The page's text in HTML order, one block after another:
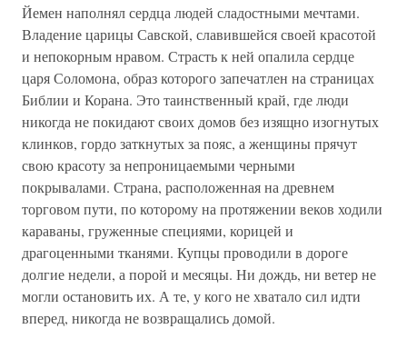
Йемен наполнял сердца людей сладостными мечтами.
Владение царицы Савской, славившейся своей красотой
и непокорным нравом. Страсть к ней опалила сердце
царя Соломона, образ которого запечатлен на страницах
Библии и Корана. Это таинственный край, где люди
никогда не покидают своих домов без изящно изогнутых
клинков, гордо заткнутых за пояс, а женщины прячут
свою красоту за непроницаемыми черными
покрывалами. Страна, расположенная на древнем
торговом пути, по которому на протяжении веков ходили
караваны, груженные специями, корицей и
драгоценными тканями. Купцы проводили в дороге
долгие недели, а порой и месяцы. Ни дождь, ни ветер не
могли остановить их. А те, у кого не хватало сил идти
вперед, никогда не возвращались домой.